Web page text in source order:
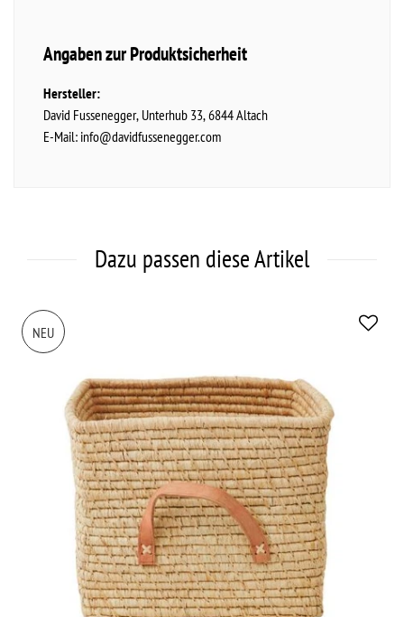
Angaben zur Produktsicherheit
Hersteller:
David Fussenegger Unterhub 33 6844Altach
E-Mail: info@davidfussenegger.com
Dazu passen diese Artikel
NEU